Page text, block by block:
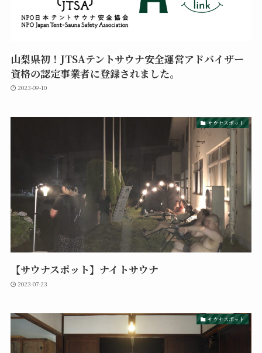
山梨県初！JTSAテントサウナ安全運営アドバイザー
資格の認定事業者に登録されました。
2023-09-10
サウナスポット
【サウナスポット】ナイトサウナ
2023-07-23
サウナスポット